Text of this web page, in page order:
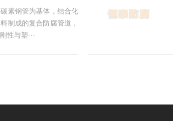
哪些实用优势？
素钢管为基体，结合化
制成的复合防腐管道，
性与塑···